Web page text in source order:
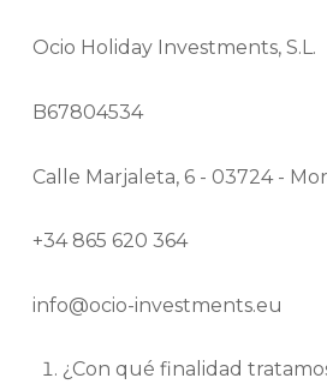
Ocio Holiday Investments, S.L.
B67804534
Calle Marjaleta, 6 - 03724 -
+34 865 620 364
info@ocio-investments.eu
¿Con qué finalidad